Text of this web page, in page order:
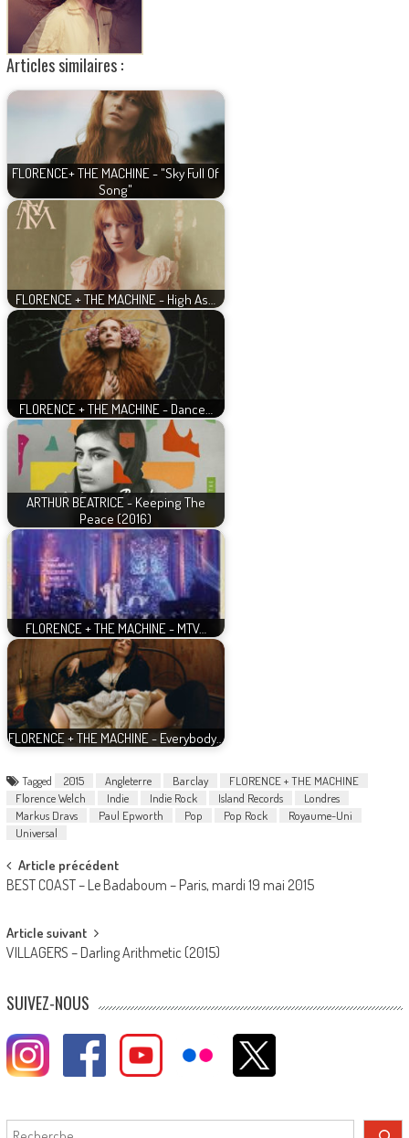
Articles similaires :
FLORENCE+ THE MACHINE - "Sky Full Of
Song"
FLORENCE + THE MACHINE - High As…
FLORENCE + THE MACHINE - Dance…
ARTHUR BEATRICE - Keeping The
Peace (2016)
FLORENCE + THE MACHINE - MTV…
FLORENCE + THE MACHINE - Everybody…
Tagged 2015 Angleterre Barclay
FLORENCE + THE MACHINE
Florence Welch
Indie Indie Rock Island Records
Londres
Markus Dravs
Paul Epworth Pop Pop Rock
Royaume-Uni
Universal
Post
navigation
Article précédent
BEST COAST – Le Badaboum – Paris, mardi 19 mai 2015
Article suivant
VILLAGERS – Darling Arithmetic (2015)
SUIVEZ-NOUS
Rechercher